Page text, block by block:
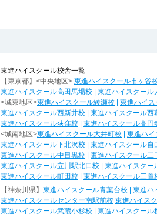
東進ハイスクール校舎一覧
【東京都】<中央地区> 東進ハイスクール市ヶ谷
東進ハイスクール高田馬場校
東進ハイスクール
<城東地区>東進ハイスクール綾瀬校
東進ハイ
東進ハイスクール西新井校
東進ハイスクール西
東進ハイスクール荻窪校
東進ハイスクール高円
<城南地区>東進ハイスクール大井町校
東進ハイ
東進ハイスクール下北沢校
東進ハイスクール自
東進ハイスクール中目黒校
東進ハイスクール二
東進ハイスクール立川駅北口校
東進ハイスクー
東進ハイスクール町田校
東進ハイスクール三鷹
【神奈川県】 東進ハイスクール青葉台校
東進ハ
東進ハイスクールセンター南駅前校 東進ハイス
東進ハイスクール武蔵小杉校
東進ハイスクール